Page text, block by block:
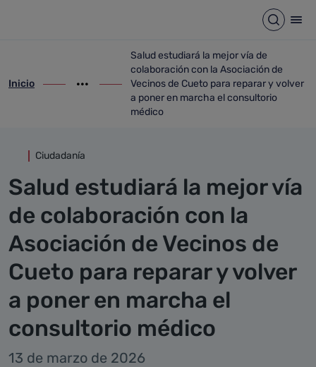
Abrir
ir-a inicio
Inicio
Mostrar opciones del camino de migas
ir-a Salud estudiará la mejor vía de
Salud estudiará la mejor vía de
colaboración con la Asociación de
Vecinos de Cueto para reparar y volver
a poner en marcha el consultorio
médico
Ciudadanía
Salud estudiará la mejor vía
de colaboración con la
Asociación de Vecinos de
Cueto para reparar y volver
a poner en marcha el
consultorio médico
13 de marzo de 2026